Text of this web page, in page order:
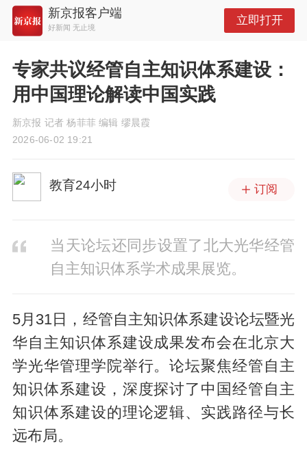
新京报客户端
好新闻 无止境
立即打开
专家共议经管自主知识体系建设：
用中国理论解读中国实践
新京报 记者 杨菲菲 编辑 缪晨霞
2026-06-02 19:21
教育24小时 订阅
当天论坛还同步设置了北大光华经管
自主知识体系学术成果展览。
5月31日，经管自主知识体系建设论坛暨光
华自主知识体系建设成果发布会在北京大
学光华管理学院举行。论坛聚焦经管自主
知识体系建设，深度探讨了中国经管自主
知识体系建设的理论逻辑、实践路径与长
远布局。